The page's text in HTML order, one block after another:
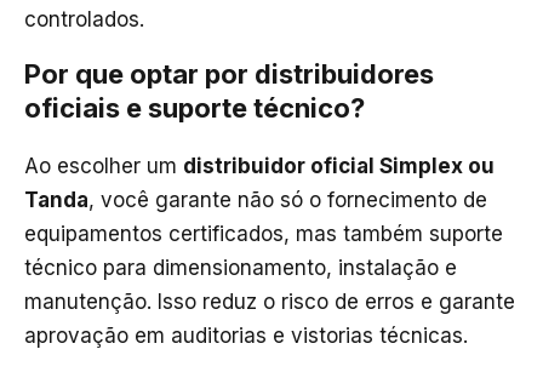
controlados.
Por que optar por distribuidores
oficiais e suporte técnico?
Ao escolher um distribuidor oficial Simplex ou
Tanda, você garante não só o fornecimento de
equipamentos certificados, mas também suporte
técnico para dimensionamento, instalação e
manutenção. Isso reduz o risco de erros e garante
aprovação em auditorias e vistorias técnicas.